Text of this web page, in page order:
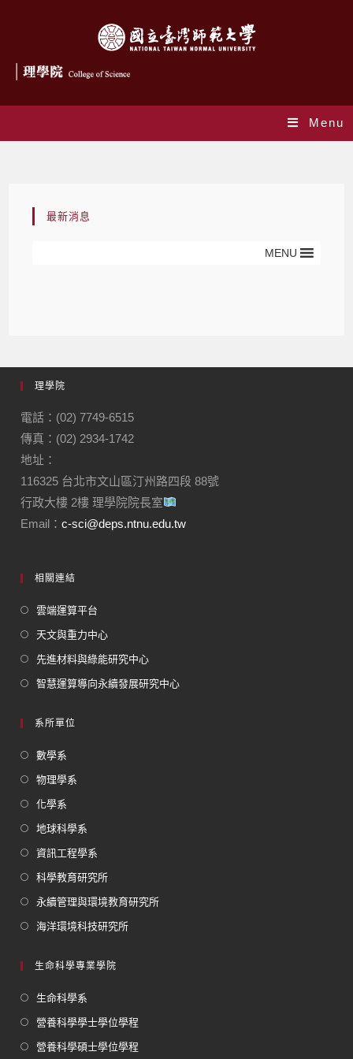
Menu
最新消息
MENU
理學院
電話：(02) 7749-6515
傳真：(02) 2934-1742
地址：
116325 台北市文山區汀州路四段 88號
行政大樓 2樓 理學院院長室
Email：c-sci@deps.ntnu.edu.tw
相關連結
雲端運算平台
天文與重力中心
先進材料與綠能研究中心
智慧運算導向永續發展研究中心
系所單位
數學系
物理學系
化學系
地球科學系
資訊工程學系
科學教育研究所
永續管理與環境教育研究所
海洋環境科技研究所
生命科學專業學院
生命科學系
營養科學學士學位學程
營養科學碩士學位學程